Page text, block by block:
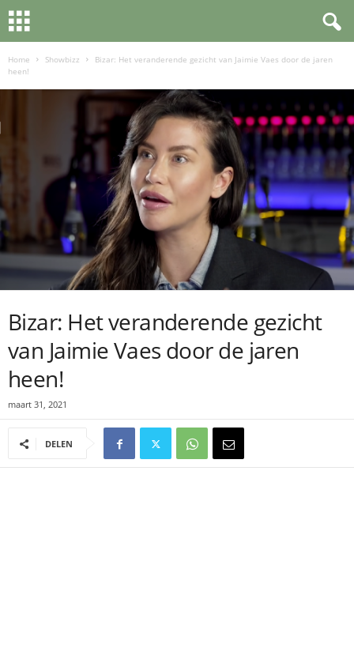
Home Showbizz
Bizar: Het veranderende gezicht van Jaimie Vaes door de jaren
heen!
Bizar: Het veranderende gezicht
van Jaimie Vaes door de jaren
heen!
maart 31, 2021
DELEN